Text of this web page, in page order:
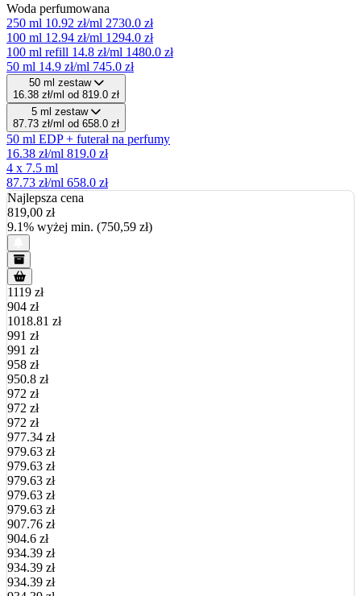
Woda perfumowana
250 ml 10.92 zł/ml 2730.0 zł
100 ml 12.94 zł/ml 1294.0 zł
100 ml refill 14.8 zł/ml 1480.0 zł
50 ml 14.9 zł/ml 745.0 zł
50 ml zestaw
16.38 zł/ml od 819.0 zł
5 ml zestaw
87.73 zł/ml od 658.0 zł
50 ml EDP + futerał na perfumy
16.38 zł/ml 819.0 zł
4 x 7.5 ml
87.73 zł/ml 658.0 zł
Najlepsza cena
819,00 zł
9.1% wyżej min. (750,59 zł)
1119 zł
904 zł
1018.81 zł
991 zł
991 zł
958 zł
950.8 zł
972 zł
972 zł
972 zł
977.34 zł
979.63 zł
979.63 zł
979.63 zł
979.63 zł
979.63 zł
907.76 zł
904.6 zł
934.39 zł
934.39 zł
934.39 zł